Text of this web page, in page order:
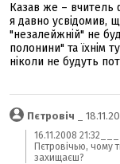
Казав же – вчитель
я давно усвідомив,
"незалейжній" не
полонини" та їхнім
ніколи не будуть
Пєтровіч _
16.11.2008
Пєтровічью, чому
захищаєш?